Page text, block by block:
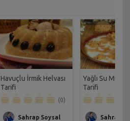
Havuçlu İrmik Helvası
Tarifi
(0)
Sahrap Soysal
Yağlı Su
Tarifi
Sahrap